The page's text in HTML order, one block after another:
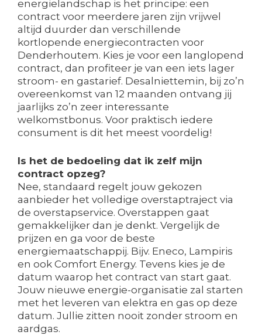
energielandschap is het principe: een
contract voor meerdere jaren zijn vrijwel
altijd duurder dan verschillende
kortlopende energiecontracten voor
Denderhoutem. Kies je voor een langlopend
contract, dan profiteer je van een iets lager
stroom- en gastarief. Desalniettemin, bij zo’n
overeenkomst van 12 maanden ontvang jij
jaarlijks zo’n zeer interessante
welkomstbonus. Voor praktisch iedere
consument is dit het meest voordelig!
Is het de bedoeling dat ik zelf mijn
contract opzeg?
Nee, standaard regelt jouw gekozen
aanbieder het volledige overstaptraject via
de overstapservice. Overstappen gaat
gemakkelijker dan je denkt. Vergelijk de
prijzen en ga voor de beste
energiemaatschappij. Bijv. Eneco, Lampiris
en ook Comfort Energy. Tevens kies je de
datum waarop het contract van start gaat.
Jouw nieuwe energie-organisatie zal starten
met het leveren van elektra en gas op deze
datum. Jullie zitten nooit zonder stroom en
aardgas.